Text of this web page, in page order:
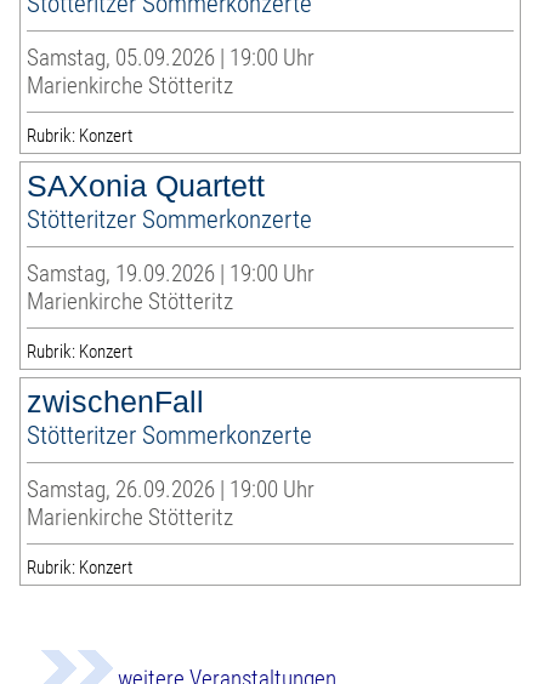
Samstag, 05.09.2026 | 19:00 Uhr
Marienkirche Stötteritz
Rubrik: Konzert
SAXonia Quartett
Stötteritzer Sommerkonzerte
Samstag, 19.09.2026 | 19:00 Uhr
Marienkirche Stötteritz
Rubrik: Konzert
zwischenFall
Stötteritzer Sommerkonzerte
Samstag, 26.09.2026 | 19:00 Uhr
Marienkirche Stötteritz
Rubrik: Konzert